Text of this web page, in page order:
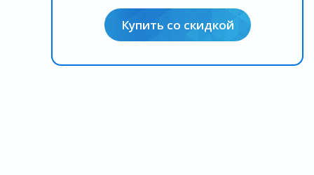
Купить со скидкой